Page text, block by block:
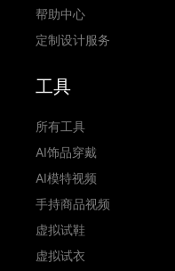
帮助中心
定制设计服务
工具
所有工具
AI饰品穿戴
AI模特视频
手持商品视频
虚拟试鞋
虚拟试衣